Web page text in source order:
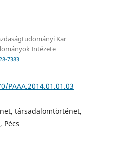
Kar
Intézete
7383
PAAA.2014.01.01.03
társadalomtörténet,
Pécs